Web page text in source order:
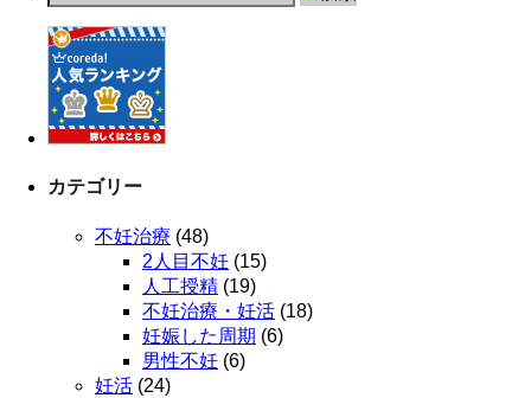
カテゴリー
不妊治療 (48)
2人目不妊 (15)
人工授精 (19)
不妊治療・妊活 (18)
妊娠した周期 (6)
男性不妊 (6)
妊活 (24)